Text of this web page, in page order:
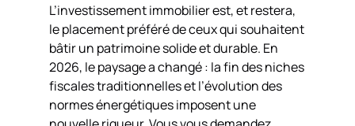
L’investissement immobilier est, et restera,
le placement préféré de ceux qui souhaitent
bâtir un patrimoine solide et durable. En
2026, le paysage a changé : la fin des niches
fiscales traditionnelles et l’évolution des
normes énergétiques imposent une